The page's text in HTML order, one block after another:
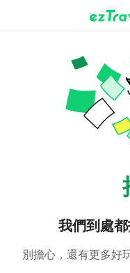
我們到處
別擔心，還有更多好